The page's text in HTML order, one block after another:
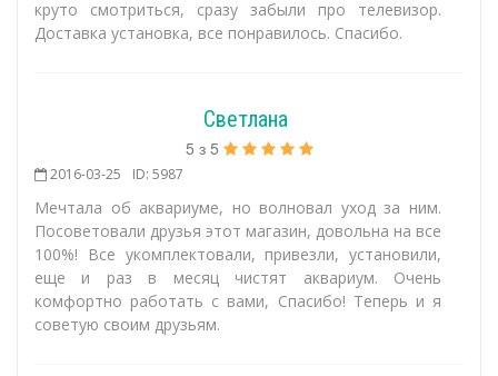
круто смотриться, сразу забыли про телевизор.
Доставка установка, все понравилось. Спасибо.
Светлана
5 з 5
2016-03-25 ID: 5987
Мечтала об аквариуме, но волновал уход за ним.
Посоветовали друзья этот магазин, довольна на все
100%! Все укомплектовали, привезли, установили,
еще и раз в месяц чистят аквариум. Очень
комфортно работать с вами, Спасибо! Теперь и я
советую своим друзьям.